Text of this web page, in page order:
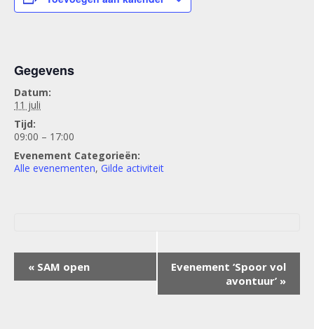
Gegevens
Datum:
11 juli
Tijd:
09:00 – 17:00
Evenement Categorieën:
Alle evenementen, Gilde activiteit
Evenement
Navigatie
« SAM open
Evenement ‘Spoor vol
avontuur’ »